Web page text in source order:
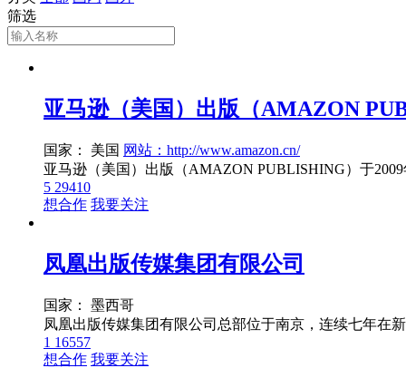
筛选
亚马逊（美国）出版（AMAZON
国家： 美国 网站：http://www.amazon.cn/
5 29410
想合作 我要关注
凤凰出版传媒集团有限公司
国家： 墨西哥
1 16557
想合作 我要关注